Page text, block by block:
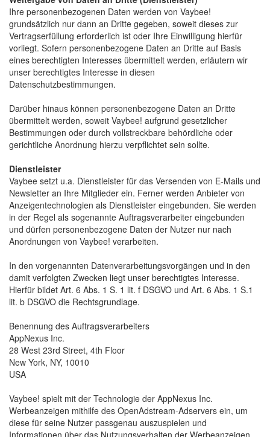
Ihre personenbezogenen Daten werden von Vaybee!
grundsätzlich nur dann an Dritte gegeben, soweit dieses zur
Vertragserfüllung erforderlich ist oder Ihre Einwilligung hierfür
vorliegt. Sofern personenbezogene Daten an Dritte auf Basis
eines berechtigten Interesses übermittelt werden, erläutern wir
unser berechtigtes Interesse in diesen
Datenschutzbestimmungen.
Darüber hinaus können personenbezogene Daten an Dritte
übermittelt werden, soweit Vaybee! aufgrund gesetzlicher
Bestimmungen oder durch vollstreckbare behördliche oder
gerichtliche Anordnung hierzu verpflichtet sein sollte.
Dienstleister
Vaybee setzt u.a. Dienstleister für das Versenden von E-Mails und
Newsletter an Ihre Mitglieder ein. Ferner werden Anbieter von
Anzeigentechnologien als Dienstleister eingebunden. Sie werden
in der Regel als sogenannte Auftragsverarbeiter eingebunden
und dürfen personenbezogene Daten der Nutzer nur nach
Anordnungen von Vaybee! verarbeiten.
In den vorgenannten Datenverarbeitungsvorgängen und in den
damit verfolgten Zwecken liegt unser berechtigtes Interesse.
Hierfür bildet Art. 6 Abs. 1 S. 1 lit. f DSGVO und Art. 6 Abs. 1 S.1
lit. b DSGVO die Rechtsgrundlage.
Benennung des Auftragsverarbeiters
AppNexus Inc.
28 West 23rd Street, 4th Floor
New York, NY, 10010
USA
Vaybee! spielt mit der Technologie der AppNexus Inc.
Werbeanzeigen mithilfe des OpenAdstream-Adservers ein, um
diese für seine Nutzer passgenau auszuspielen und
Informationen über das Nutzungsverhalten der Werbeanzeigen